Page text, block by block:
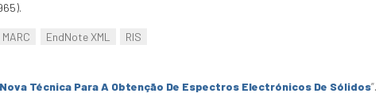
MARC EndNote XML RIS
Nova Técnica Para A Obtenção De Espectros Electrónicos De Sólidos”.